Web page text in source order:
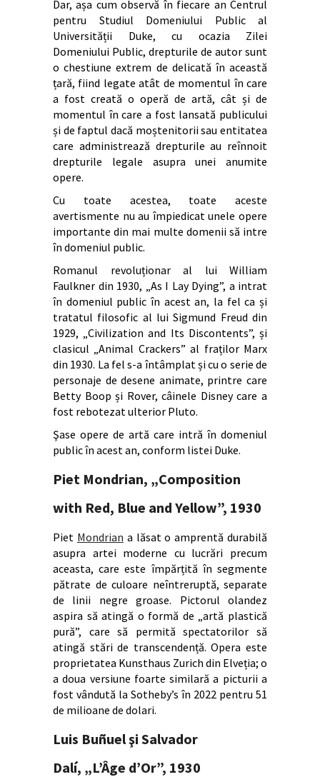
Dar, așa cum observă în fiecare an Centrul
pentru Studiul Domeniului Public al
Universității Duke, cu ocazia Zilei
Domeniului Public, drepturile de autor sunt
o chestiune extrem de delicată în această
țară, fiind legate atât de momentul în care
a fost creată o operă de artă, cât și de
momentul în care a fost lansată publicului
și de faptul dacă moștenitorii sau entitatea
care administrează drepturile au reînnoit
drepturile legale asupra unei anumite
opere.
Cu toate acestea, toate aceste
avertismente nu au împiedicat unele opere
importante din mai multe domenii să intre
în domeniul public.
Romanul revoluționar al lui William
Faulkner din 1930, „As I Lay Dying”, a intrat
în domeniul public în acest an, la fel ca și
tratatul filosofic al lui Sigmund Freud din
1929, „Civilization and Its Discontents”, și
clasicul „Animal Crackers” al fraților Marx
din 1930. La fel s-a întâmplat și cu o serie de
personaje de desene animate, printre care
Betty Boop și Rover, câinele Disney care a
fost rebotezat ulterior Pluto.
Şase opere de artă care intră în domeniul
public în acest an, conform listei Duke.
Piet Mondrian, „Composition
with Red, Blue and Yellow”, 1930
Piet Mondrian a lăsat o amprentă durabilă
asupra artei moderne cu lucrări precum
aceasta, care este împărțită în segmente
pătrate de culoare neîntreruptă, separate
de linii negre groase. Pictorul olandez
aspira să atingă o formă de „artă plastică
pură”, care să permită spectatorilor să
atingă stări de transcendență. Opera este
proprietatea Kunsthaus Zurich din Elveția; o
a doua versiune foarte similară a picturii a
fost vândută la Sotheby’s în 2022 pentru 51
de milioane de dolari.
Luis Buñuel şi Salvador
Dalí, „L’Âge d’Or”, 1930